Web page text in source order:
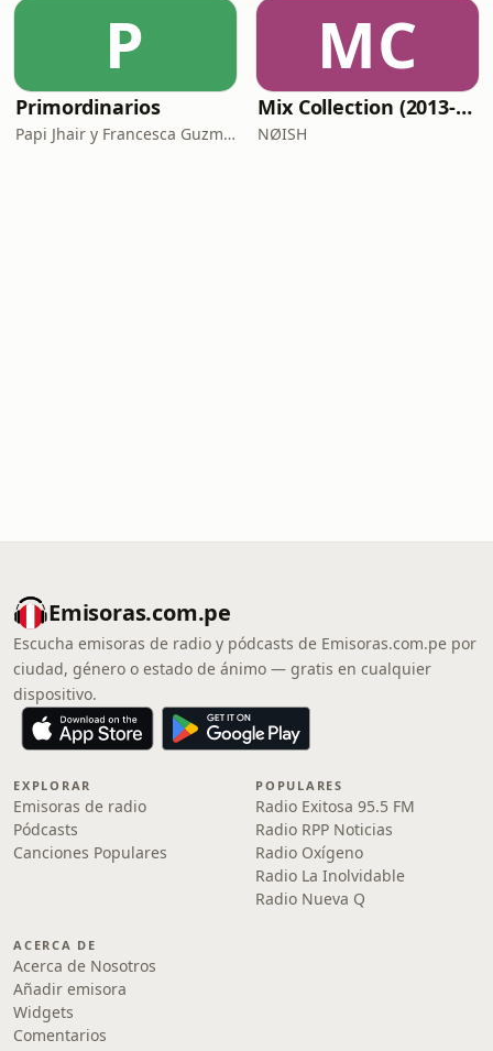
P
Primordinarios
Papi Jhair y Francesca Guzmán
MC
Mix Collection (2013-now)
NØISH
Emisoras.com.pe
Escucha emisoras de radio y pódcasts de Emisoras.com.pe por
ciudad, género o estado de ánimo — gratis en cualquier
dispositivo.
EXPLORAR
Emisoras de radio
Pódcasts
Canciones Populares
POPULARES
Radio Exitosa 95.5 FM
Radio RPP Noticias
Radio Oxígeno
Radio La Inolvidable
Radio Nueva Q
ACERCA DE
Acerca de Nosotros
Añadir emisora
Widgets
Comentarios